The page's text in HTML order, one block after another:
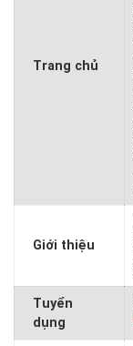
Trang chủ
Giới thiệu
Tuyển
dụng